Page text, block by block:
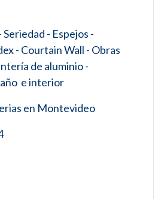
- Espejos -
- Courtain Wall - Obras
de aluminio -
e interior
en Montevideo